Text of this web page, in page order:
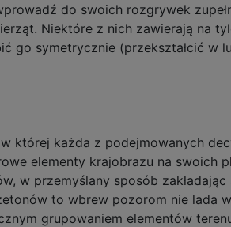
do swoich rozgrywek
Niektóre z nich zawierają na
go symetrycznie (przekształcić w
której każda z podejmowanych
elementy krajobrazu na swoich
w przemyślany sposób
to wbrew pozorom nie lada
grupowaniem elementów